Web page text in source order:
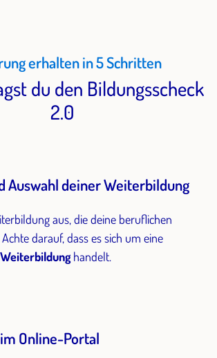
erhalten in 5 Schritten
du den Bildungsscheck
2.0
Auswahl deiner Weiterbildung
aus, die deine beruflichen
darauf, dass es sich um eine
handelt.
Online-Portal